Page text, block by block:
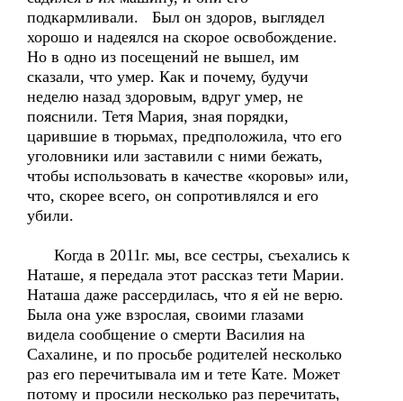
подкармливали. Был он здоров, выглядел
хорошо и надеялся на скорое освобождение.
Но в одно из посещений не вышел, им
сказали, что умер. Как и почему, будучи
неделю назад здоровым, вдруг умер, не
пояснили. Тетя Мария, зная порядки,
царившие в тюрьмах, предположила, что его
уголовники или заставили с ними бежать,
чтобы использовать в качестве «коровы» или,
что, скорее всего, он сопротивлялся и его
убили.
Когда в 2011г. мы, все сестры, съехались к
Наташе, я передала этот рассказ тети Марии.
Наташа даже рассердилась, что я ей не верю.
Была она уже взрослая, своими глазами
видела сообщение о смерти Василия на
Сахалине, и по просьбе родителей несколько
раз его перечитывала им и тете Кате. Может
потому и просили несколько раз перечитать,